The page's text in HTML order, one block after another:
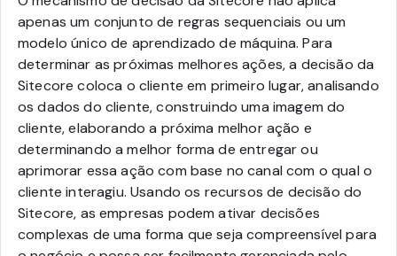
apenas um conjunto de regras sequenciais ou um
modelo único de aprendizado de máquina. Para
determinar as próximas melhores ações, a decisão da
Sitecore coloca o cliente em primeiro lugar, analisando
os dados do cliente, construindo uma imagem do
cliente, elaborando a próxima melhor ação e
determinando a melhor forma de entregar ou
aprimorar essa ação com base no canal com o qual o
cliente interagiu. Usando os recursos de decisão do
Sitecore, as empresas podem ativar decisões
complexas de uma forma que seja compreensível para